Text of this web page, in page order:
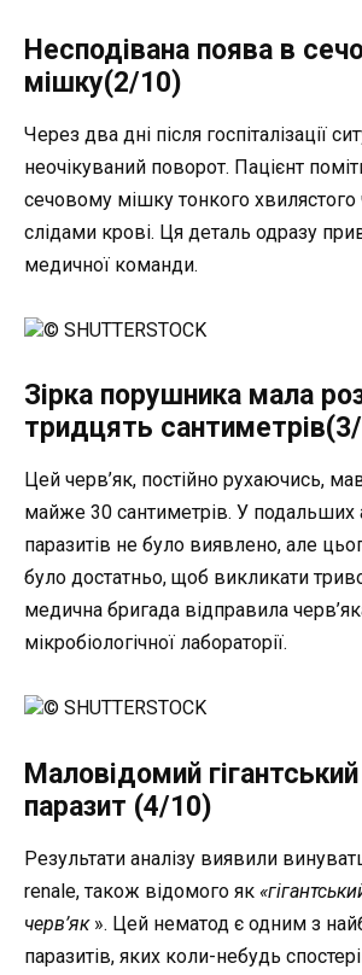
Несподівана поява в
мішку(2/10)
Через два дні після госпіталізації
неочікуваний поворот. Пацієнт
сечовому мішку тонкого хвилястого
слідами крові. Ця деталь одразу
медичної команди.
© SHUTTERSTOCK
Зірка порушника мала
тридцять
Цей черв’як, постійно рухаючись,
майже 30 сантиметрів. У подальших
паразитів не було виявлено, але
було достатньо, щоб викликати
медична бригада відправила
мікробіологічної лабораторії.
© SHUTTERSTOCK
Маловідомий гігантський
паразит (4/10)
Результати аналізу виявили
renale, також відомого як
черв’як». Цей нематод є одним з
паразитів, яких коли-небудь